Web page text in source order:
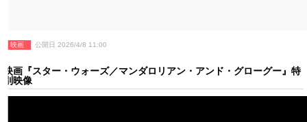
映画 公開日 2026/4/8 11:00
映画『スター・ウォーズ／マンダロリアン・アンド・グローグー』特
別映像